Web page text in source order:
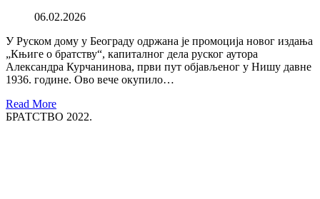
06.02.2026
У Руском дому у Београду одржана је промоција новог издања
„Књиге о братству“, капиталног дела руског аутора
Александра Курчанинова, први пут објављеног у Нишу давне
1936. године. Ово вече окупило…
Read More
БРАТСТВО 2022.